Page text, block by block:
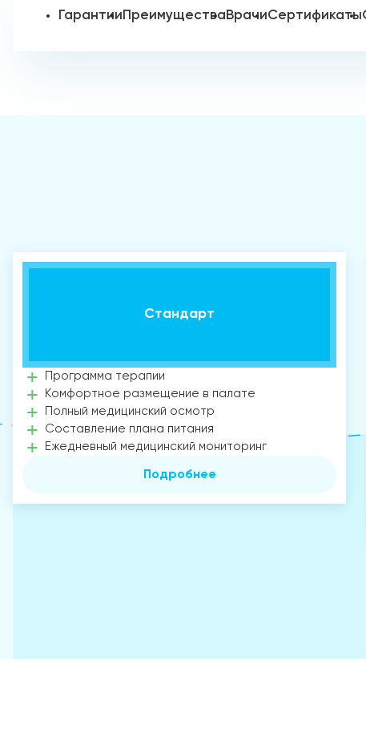
ГарантииПреимуществаВрачиСертификаты
Стандарт
Программа терапии
Комфортное размещение в палате
Полный медицинский осмотр
Составление плана питания
Ежедневный медицинский мониторинг
Подробнее